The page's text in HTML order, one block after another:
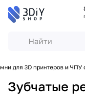
для 3D принтеров и ЧПУ
Зубчатые